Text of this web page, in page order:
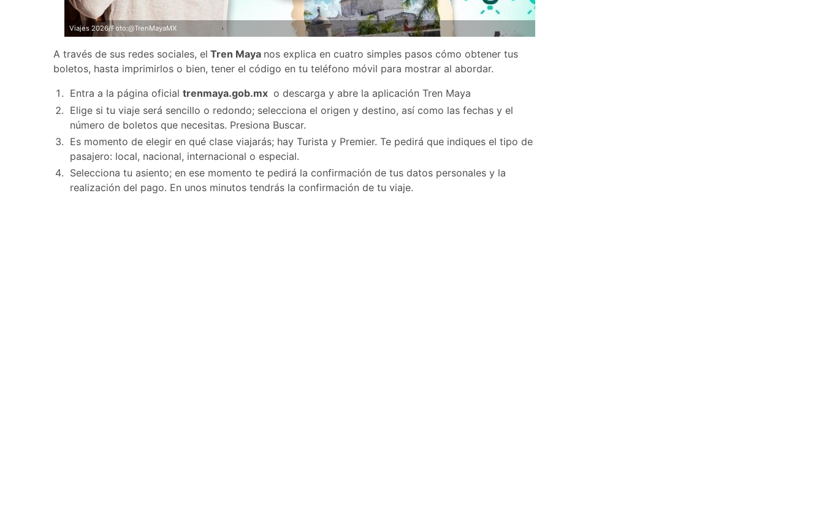
Viajes 2026/Foto:@TrenMayaMX
A través de sus redes sociales, el Tren Maya nos explica en cuatro simples pasos cómo obtener tus
boletos, hasta imprimirlos o bien, tener el código en tu teléfono móvil para mostrar al abordar.
Entra a la página oficialtrenmaya.gob.mx o descarga y abre la aplicación Tren Maya
Elige si tu viaje será sencillo o redondo; selecciona el origen y destino, así como las fechas y el
número de boletos que necesitas. Presiona Buscar.
Es momento de elegir en qué clase viajarás; hay Turista y Premier. Te pedirá que indiques el tipo de
pasajero: local, nacional, internacional o especial.
Selecciona tu asiento; en ese momento te pedirá la confirmación de tus datos personales y la
realización del pago. En unos minutos tendrás la confirmación de tu viaje.